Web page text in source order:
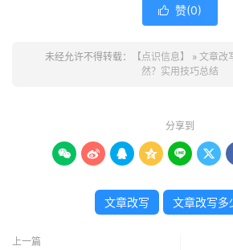
 赞(0)
未经允许不得转载： 【点识信息】 » 文章改
然？实用技巧总结
分享到
     
文章改写 文章改写多
上一篇